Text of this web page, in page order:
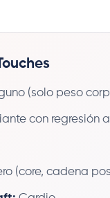
(solo peso
con regresión
(core, cadena